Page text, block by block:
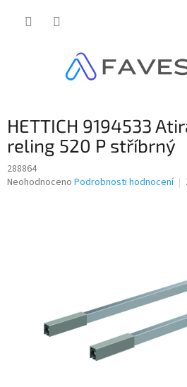
HETTICH 9194533
reling 520 P stříbrný
288864
Průměrné
Neohodnoceno Podrobnosti hodnocení